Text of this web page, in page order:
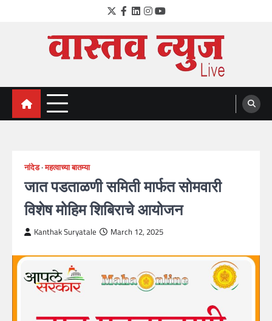
Twitter
Facebook
LinkedIn
Instagram
YouTube
VastavNEWSLive.com
a leading NEWS portal of Maharahstra
नांदेड महत्वाच्या बातम्या
जात पडताळणी समिती मार्फत सोमवारी
विशेष मोहिम शिबिराचे आयोजन
Kanthak Suryatale March 12, 2025